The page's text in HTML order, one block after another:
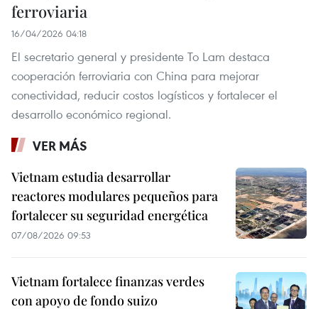
ferroviaria
16/04/2026 04:18
El secretario general y presidente To Lam destaca
cooperación ferroviaria con China para mejorar
conectividad, reducir costos logísticos y fortalecer el
desarrollo económico regional.
VER MÁS
Vietnam estudia desarrollar
reactores modulares pequeños para
fortalecer su seguridad energética
07/08/2026 09:53
Vietnam fortalece finanzas verdes
con apoyo de fondo suizo